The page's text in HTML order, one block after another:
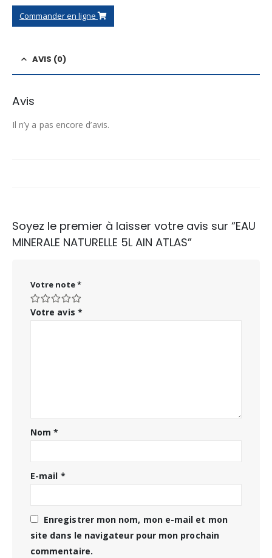
Commander en ligne
AVIS (0)
Avis
Il n’y a pas encore d’avis.
Soyez le premier à laisser votre avis sur “EAU
MINERALE NATURELLE 5L AIN ATLAS”
Votre note*
Votre avis *
Nom*
E-mail *
Enregistrer mon nom, mon e-mail et mon
site dans le navigateur pour mon prochain
commentaire.